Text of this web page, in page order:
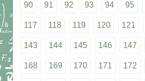
90 91 92 93 94 95
117 118 119 120 121
143 144 145 146 147
168 169 170 171 172